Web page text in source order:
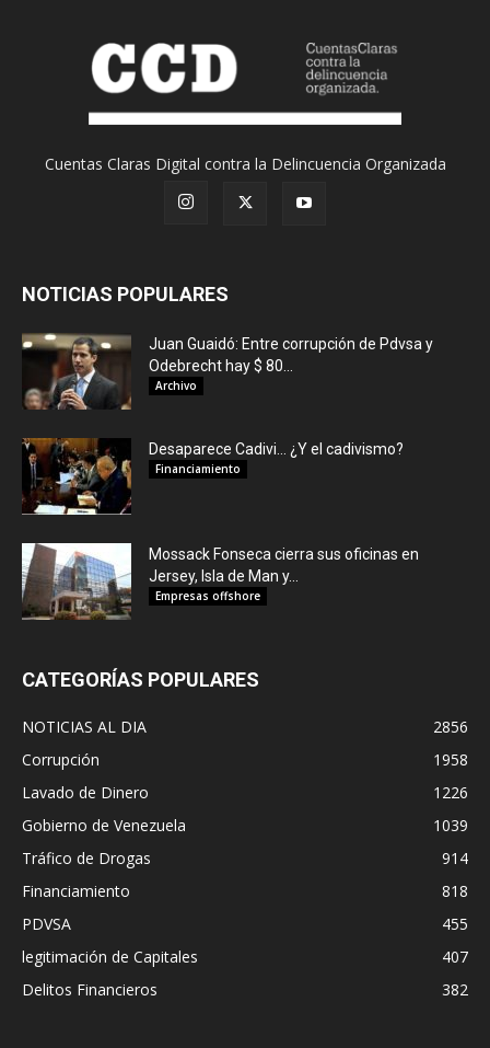
Cuentas Claras Digital contra la Delincuencia Organizada
NOTICIAS POPULARES
Juan Guaidó: Entre corrupción de Pdvsa y
Odebrecht hay $ 80...
Archivo
Desaparece Cadivi… ¿Y el cadivismo?
Financiamiento
Mossack Fonseca cierra sus oficinas en
Jersey, Isla de Man y...
Empresas offshore
CATEGORÍAS POPULARES
NOTICIAS AL DIA
2856
Corrupción
1958
Lavado de Dinero
1226
Gobierno de Venezuela
1039
Tráfico de Drogas
914
Financiamiento
818
PDVSA
455
legitimación de Capitales
407
Delitos Financieros
382